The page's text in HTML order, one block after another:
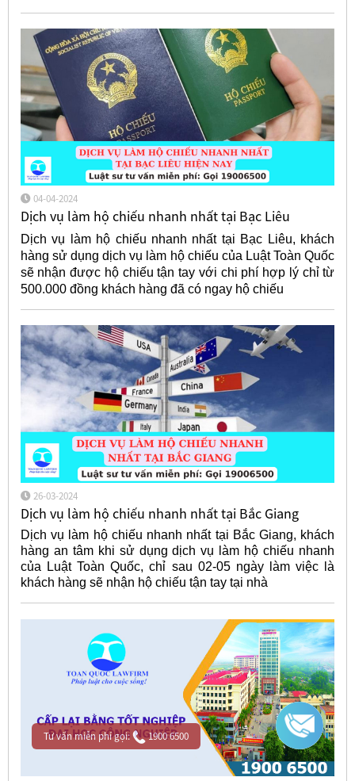
04-04-2024
Dịch vụ làm hộ chiếu nhanh nhất tại Bạc Liêu
Dịch vụ làm hộ chiếu nhanh nhất tại Bạc Liêu, khách
hàng sử dụng dịch vụ làm hộ chiếu của Luật Toàn Quốc
sẽ nhận được hộ chiếu tận tay với chi phí hợp lý chỉ từ
500.000 đồng khách hàng đã có ngay hộ chiếu
26-03-2024
Dịch vụ làm hộ chiếu nhanh nhất tại Bắc Giang
Dịch vụ làm hộ chiếu nhanh nhất tại Bắc Giang, khách
hàng an tâm khi sử dụng dịch vụ làm hộ chiếu nhanh
của Luật Toàn Quốc, chỉ sau 02-05 ngày làm việc là
khách hàng sẽ nhận hộ chiếu tận tay tại nhà
Tư vấn miễn phí gọi: 1900 6500